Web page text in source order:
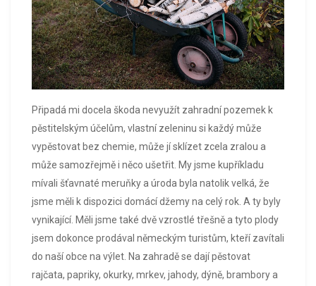
Připadá mi docela škoda nevyužít zahradní pozemek k
pěstitelským účelům, vlastní zeleninu si každý může
vypěstovat bez chemie, může jí sklízet zcela zralou a
může samozřejmě i něco ušetřit. My jsme kupříkladu
mívali šťavnaté meruňky a úroda byla natolik velká, že
jsme měli k dispozici domácí džemy na celý rok. A ty byly
vynikající. Měli jsme také dvě vzrostlé třešně a tyto plody
jsem dokonce prodával německým turistům, kteří zavítali
do naší obce na výlet. Na zahradě se dají pěstovat
rajčata, papriky, okurky, mrkev, jahody, dýně, brambory a